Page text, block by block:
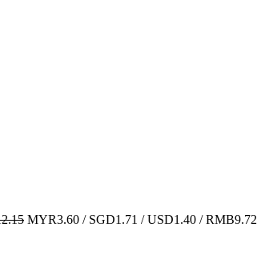
MYR3.60 / SGD1.71 / USD1.40 / RMB9.72